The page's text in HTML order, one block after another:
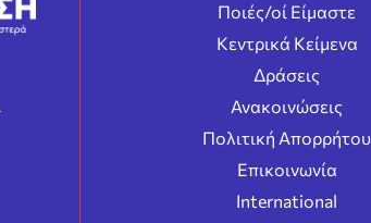
Ποιές/οί Είμαστε
Κεντρικά Κείμενα
Δράσεις
Ανακοινώσεις
Πολιτική Απορρήτου
Επικοινωνία
International